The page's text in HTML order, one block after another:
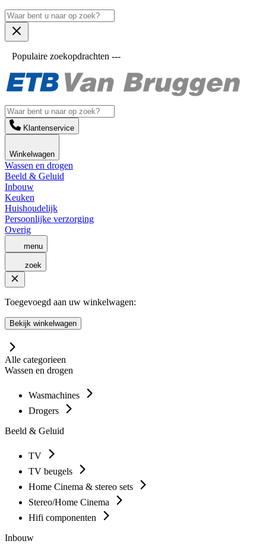
Populaire zoekopdrachten ---
Klantenservice
Winkelwagen
Wassen en drogen
Beeld & Geluid
Inbouw
Keuken
Huishoudelijk
Persoonlijke verzorging
Overig
menu
zoek
Toegevoegd aan uw winkelwagen:
Bekijk winkelwagen
Alle categorieen
Wassen en drogen
Wasmachines
Drogers
Beeld & Geluid
TV
TV beugels
Home Cinema & stereo sets
Stereo/Home Cinema
Hifi componenten
Inbouw